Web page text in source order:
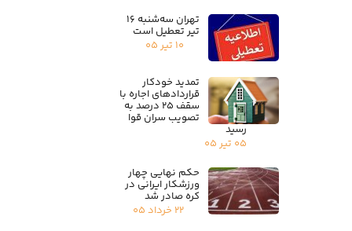
تهران سه‌شنبه ۱۶
تیر تعطیل است
۱۰ تیر ۰۵
تمدید خودکار
قراردادهای اجاره با
سقف ۲۵ درصد به
تصویب سران قوا
رسید
۰۵ تیر ۰۵
حکم نهایی چهار
ورزشکار ایرانی در
کره صادر شد
۲۲ خرداد ۰۵